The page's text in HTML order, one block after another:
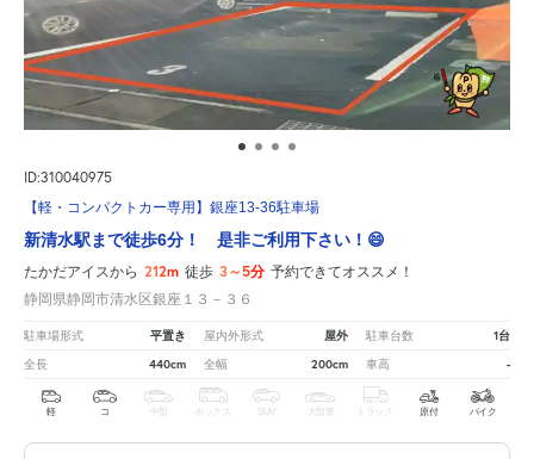
ID:310040975
【軽・コンパクトカー専用】銀座13-36駐車場
新清水駅まで徒歩6分！ 是非ご利用下さい！😄
たかだアイスから 212m 徒歩 3～5分 予約できてオススメ！
静岡県静岡市清水区銀座１３－３６
駐車場形式 平置き 屋内外形式 屋外 駐車台数 1台
全長 440cm 全幅 200cm 車高 -
軽 コ 中型 ボックス SUV 大型車 トラック 原付 バイク